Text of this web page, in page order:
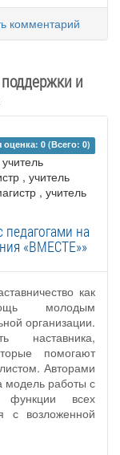
комментарий
и
оценка: 0 (Всего: 0)
, учитель
, учитель
педагогами на
«ВМЕСТЕ»»
как
молодым
организации.
наставника,
помогают
Авторами
модель работы с
функции всех
с возложенной